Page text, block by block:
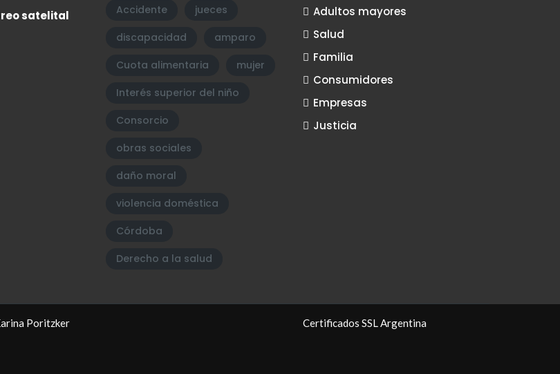
satelital
Accidente
jueces
discapacidad
amparo
Cuota alimentaria
mujer
Interés superior del niño
Consorcio
obras sociales
daño moral
violencia doméstica
Córdoba
Derecho a la salud
Adultos mayores
Salud
Familia
Consumidores
Empresas
Justicia
Poritzker
Certificados SSL Argentina